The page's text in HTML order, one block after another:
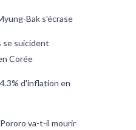
Bak s'écrase
se suicident
Corée
d'inflation en
va-t-il mourir